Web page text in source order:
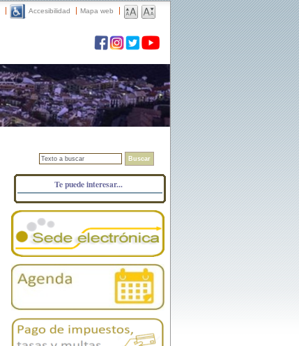
Accesibilidad Mapa web
Buscar
Te puede interesar...